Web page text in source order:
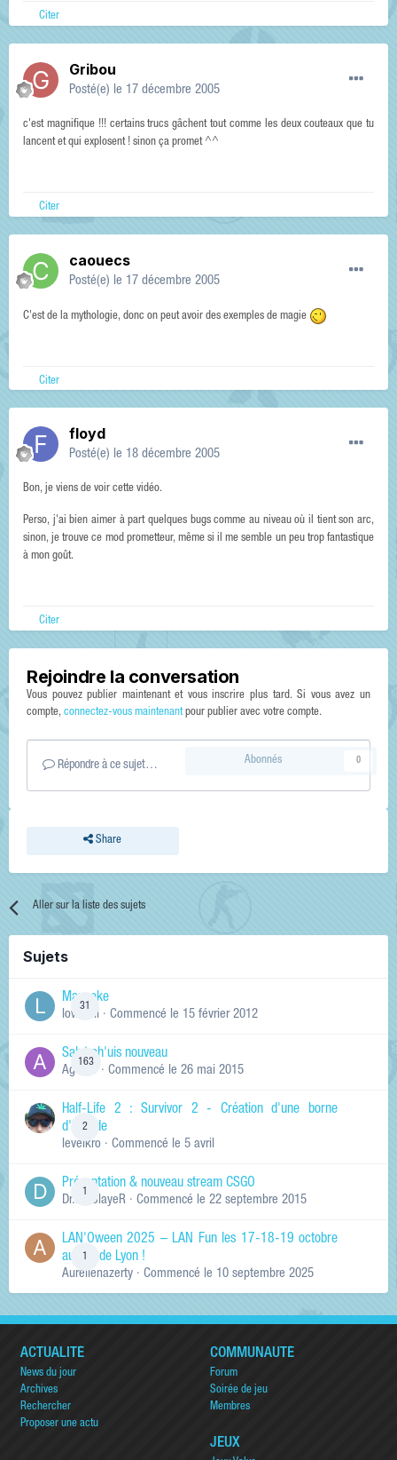
Citer
Gribou
Posté(e) le 17 décembre 2005
c'est magnifique !!! certains trucs gâchent tout comme les deux couteaux que tu
lancent et qui explosent ! sinon ça promet ^^
Citer
caouecs
Posté(e) le 17 décembre 2005
C'est de la mythologie, donc on peut avoir des exemples de magie
Citer
floyd
Posté(e) le 18 décembre 2005
Bon, je viens de voir cette vidéo.
Perso, j'ai bien aimer à part quelques bugs comme au niveau où il tient son arc,
sinon, je trouve ce mod prometteur, même si il me semble un peu trop fantastique
à mon goût.
Citer
Rejoindre la conversation
Vous pouvez publier maintenant et vous inscrire plus tard. Si vous avez un
compte, connectez-vous maintenantpour publier avec votre compte.
Répondre à ce sujet…
Share
Abonnés 0
Aller sur la liste des sujets
Sujets
31
Manneke
lowskill · Commencé le 15 février 2012
163
Salut ch'uis nouveau
Ag0Nie · Commencé le 26 mai 2015
2
Half-Life 2 : Survivor 2 - Création d'une borne
d'arcade
levelkro · Commencé le 5 avril
Présentation & nouveau stream CSGO
Dr.KinSlayeR · Commencé le 22 septembre 2015
LAN'Oween 2025 – LAN Fun les 17-18-19 octobre
au sud de Lyon !
Aurelienazerty · Commencé le 10 septembre 2025
ACTUALITÉ
News du jour
Archives
Rechercher
Proposer une actu
COMMUNAUTÉ
Forum
Soirée de jeu
Membres
JEUX